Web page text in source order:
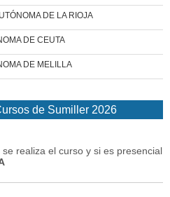
DE LA RIOJA
DE CEUTA
DE MELILLA
de Sumiller 2026
realiza el curso y si es presencial